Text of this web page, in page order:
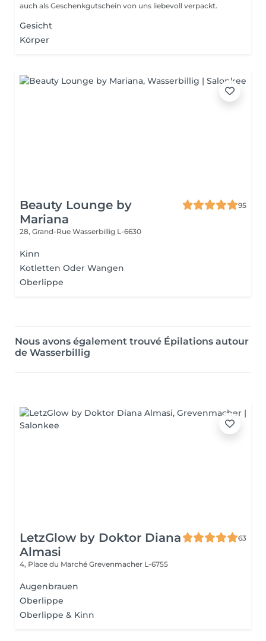
auch als Geschenkgutschein von uns liebevoll verpackt.
Gesicht
Körper
Beauty Lounge by
Mariana
95
28, Grand-Rue Wasserbillig L-6630
Kinn
Kotletten Oder Wangen
Oberlippe
Nous avons également trouvé Épilations autour
de Wasserbillig
LetzGlow by Doktor Diana
Almasi
63
4, Place du Marché Grevenmacher L-6755
Augenbrauen
Oberlippe
Oberlippe & Kinn